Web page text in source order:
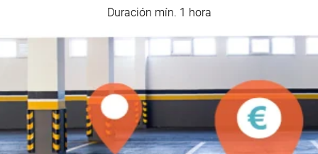
Duración mín. 1 hora